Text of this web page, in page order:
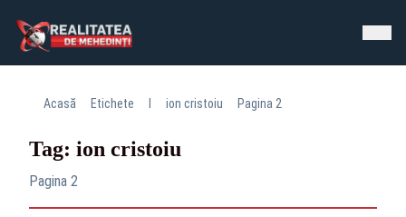
Acasă Etichete ion cristoiu Pagina 2
Tag: ion cristoiu
Pagina 2